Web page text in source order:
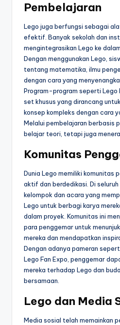
Pembelajaran
Lego juga berfungsi sebagai
efektif. Banyak sekolah dan
mengintegrasikan Lego ke
Dengan menggunakan Lego,
tentang matematika, ilmu
dengan cara yang
Program-program seperti Lego
set khusus yang dirancang
konsep kompleks dengan cara
Melalui pembelajaran berbasis
belajar teori, tetapi juga
Komunitas
Dunia Lego memiliki komunitas
aktif dan berdedikasi. Di
kelompok dan acara yang
Lego untuk berbagi karya
dalam proyek. Komunitas ini
para penggemar untuk
mereka dan mendapatkan
Dengan adanya pameran
Lego Fan Expo, penggemar
mereka terhadap Lego dan
bersamaan.
Lego dan Media
Media sosial telah memainkan